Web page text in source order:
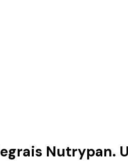
Nutrypan.